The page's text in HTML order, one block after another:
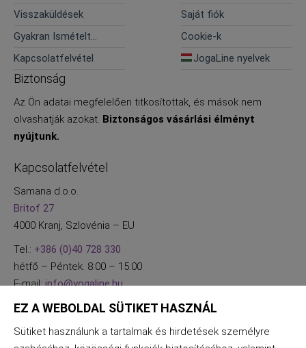
Visszaküldések
Saját fiók
Gyakran Ismételt
Cookie-k
Kapcsolatfelvétel
JogaLine nyelvek
Biztonság
Az Ön adatai megfelelően titkosítottak, és mások nem
olvashatják azokat. Biztonságos vásárlási élményt
nyújtunk.
Kapcsolatfelvétel
Samana d.o.o.
Britof 27
4000 Kranj, Szlovénia – EU
Tel.: +386 (0)40 728 330
hétfő – Péntek. 8:00 – 15:00
E-mail:info@yogaline.hu
EZ A WEBOLDAL SÜTIKET HASZNÁL
Sütiket használunk a tartalmak és hirdetések személyre